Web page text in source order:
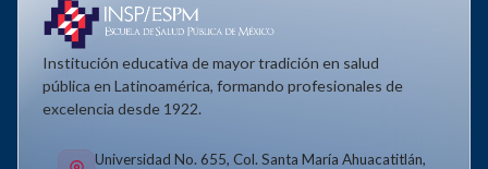
Institución educativa de mayor tradición en salud
pública en Latinoamérica, formando profesionales de
excelencia desde 1922.
Universidad No. 655, Col. Santa María Ahuacatitlán,